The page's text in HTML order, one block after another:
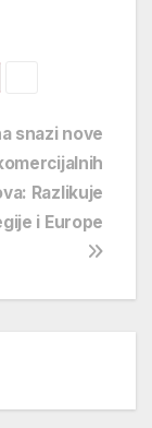
snazi nove
Razlikuje
i Europe